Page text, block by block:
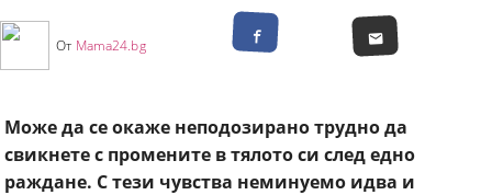
От Mama24.bg
Може да се окаже неподозирано трудно да
свикнете с промените в тялото си след едно
раждане. С тези чувства неминуемо идва и